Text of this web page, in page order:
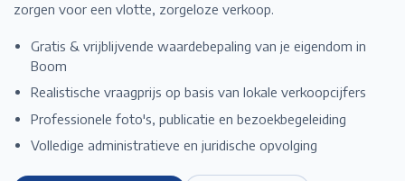
zorgen voor een vlotte, zorgeloze verkoop.
Gratis & vrijblijvende waardebepaling van je eigendom in
Boom
Realistische vraagprijs op basis van lokale verkoopcijfers
Professionele foto's, publicatie en bezoekbegeleiding
Volledige administratieve en juridische opvolging